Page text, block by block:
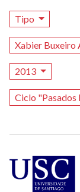
Tipo
Xabier Buxeiro
2013
Ciclo "Pasados